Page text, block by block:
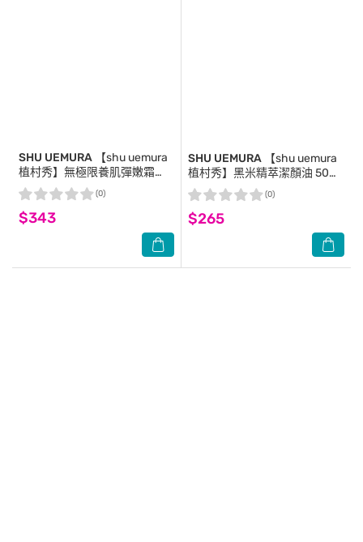
SHU UEMURA 【shu uemura
植村秀】無極限養肌彈嫩霜
5ml*5 公司貨 妝前保養打底2合
一
$343
(0)
SHU UEMURA 【shu uemura
植村秀】黑米精萃潔顏油 50ml
公司貨 (卸妝水)
$265
(0)